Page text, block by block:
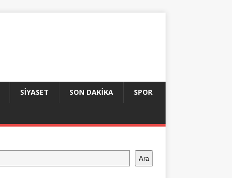
SIYASET SON DAKIKA SPOR
Ara